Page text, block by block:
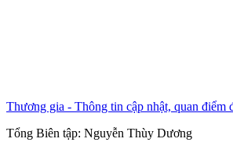
Thương gia - Thông tin cập nhật, quan điểm
Tổng Biên tập: Nguyễn Thùy Dương